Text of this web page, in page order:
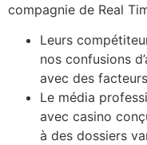
compagnie de Real
Leurs
nos confusions
avec des
Le média
avec casino
à des dossiers